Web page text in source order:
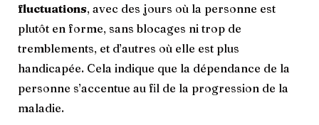
fluctuations, avec des jours où la personne est
plutôt en forme, sans blocages ni trop de
tremblements, et d’autres où elle est plus
handicapée. Cela indique que la dépendance de la
personne s’accentue au fil de la progression de la
maladie.